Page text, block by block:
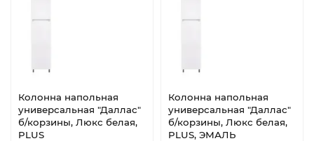
Колонна напольная
универсальная "Даллас"
б/корзины, Люкс белая,
PLUS
Колонна напольная
универсальная "Даллас"
б/корзины, Люкс белая,
PLUS, ЭМАЛЬ